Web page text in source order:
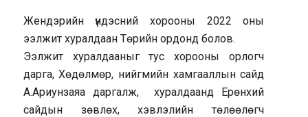
Жендэрийн үндэсний хорооны 2022 оны
ээлжит хуралдаан Төрийн ордонд болов.
Ээлжит хуралдааныг тус хорооны орлогч
дарга, Хөдөлмөр, нийгмийн хамгааллын сайд
А.Ариунзаяа даргалж, хуралдаанд Ерөнхий
сайдын зөвлөх, хэвлэлийн төлөөлөгч